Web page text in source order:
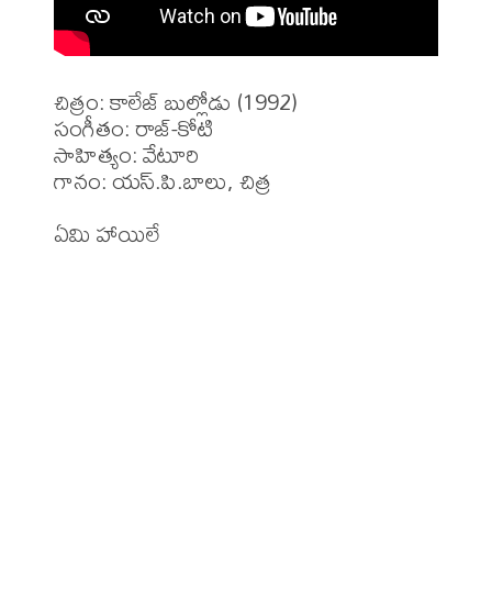
చిత్రం: కాలేజ్ బుల్లోడు (1992)
సంగీతం: రాజ్-కోటి
సాహిత్యం: వేటూరి
గానం: యస్.పి.బాలు, చిత్ర